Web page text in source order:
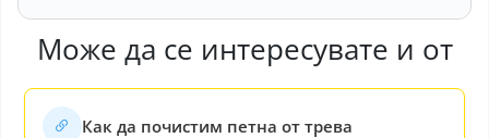
Може да се интересувате и от
Как да почистим петна от трева